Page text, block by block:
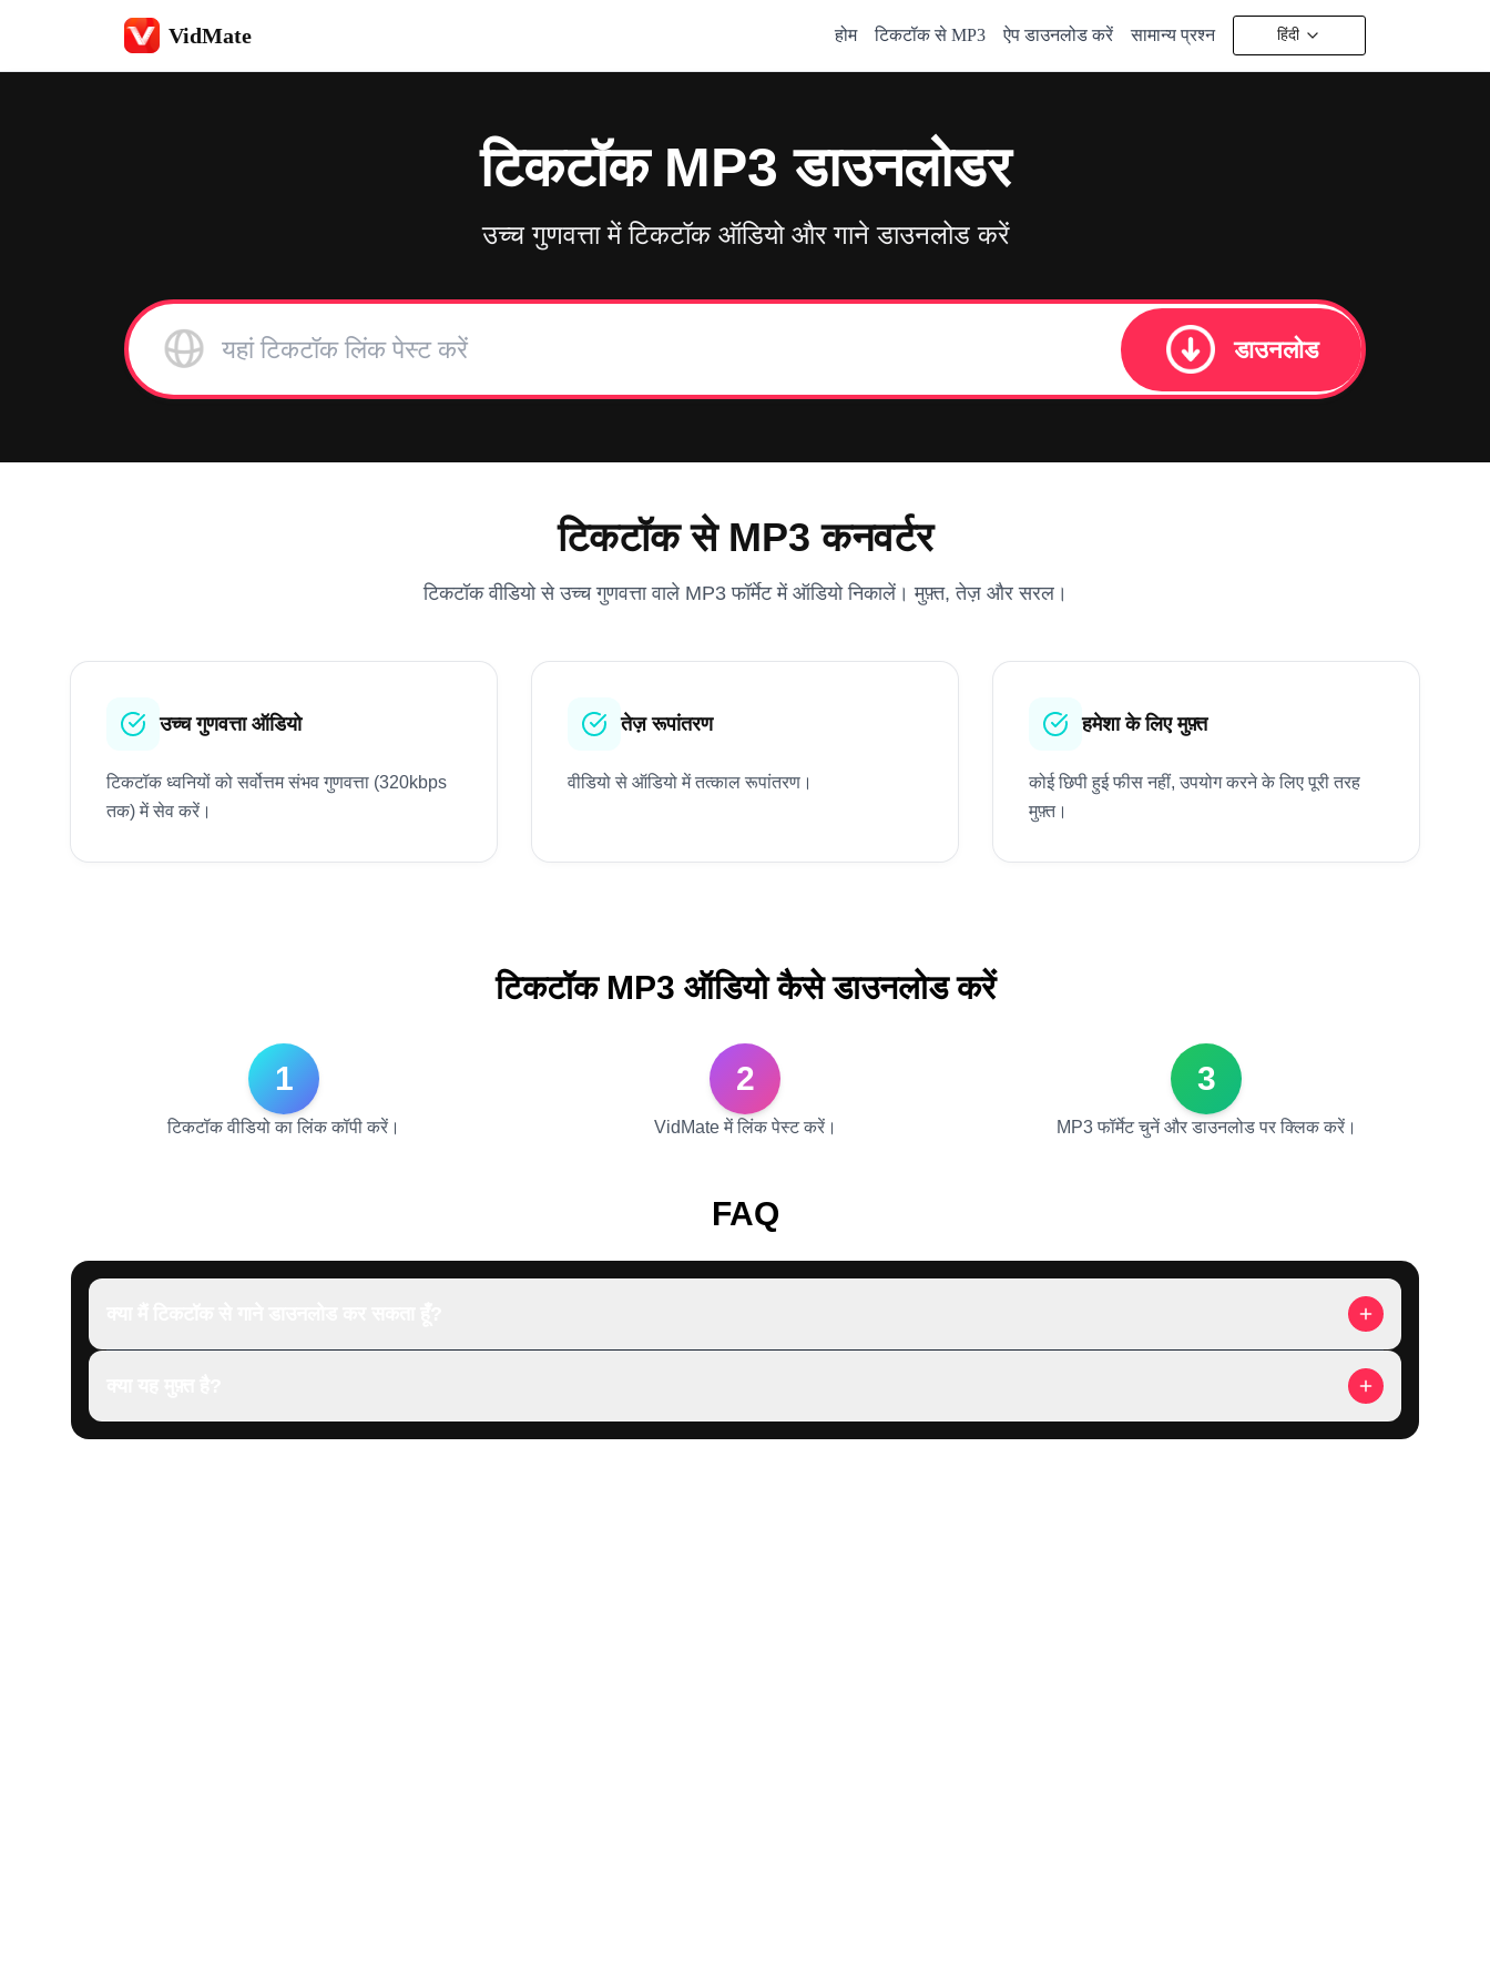
VidMate होम टिकटॉक से MP3 ऐप डाउनलोड करें सामान्य प्रश्न हिंदी
टिकटॉक MP3 डाउनलोडर
उच्च गुणवत्ता में टिकटॉक ऑडियो और गाने डाउनलोड करें
डाउनलोड
टिकटॉक से MP3 कनवर्टर
टिकटॉक वीडियो से उच्च गुणवत्ता वाले MP3 फॉर्मेट में ऑडियो निकालें। मुफ़्त, तेज़ और सरल।
उच्च गुणवत्ता ऑडियो
टिकटॉक ध्वनियों को सर्वोत्तम संभव गुणवत्ता (320kbps
तक) में सेव करें।
तेज़ रूपांतरण
वीडियो से ऑडियो में तत्काल रूपांतरण।
हमेशा के लिए मुफ़्त
कोई छिपी हुई फीस नहीं, उपयोग करने के लिए पूरी तरह
मुफ़्त।
टिकटॉक MP3 ऑडियो कैसे डाउनलोड करें
1
टिकटॉक वीडियो का लिंक कॉपी करें।
2
VidMate में लिंक पेस्ट करें।
3
MP3 फॉर्मेट चुनें और डाउनलोड पर क्लिक करें।
FAQ